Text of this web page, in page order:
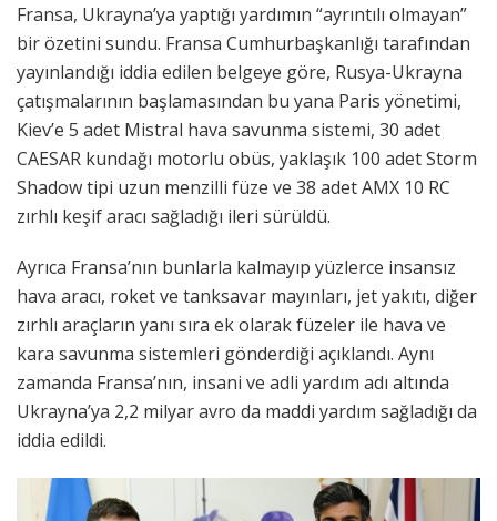
Fransa, Ukrayna’ya yaptığı yardımın “ayrıntılı olmayan”
bir özetini sundu. Fransa Cumhurbaşkanlığı tarafından
yayınlandığı iddia edilen belgeye göre, Rusya-Ukrayna
çatışmalarının başlamasından bu yana Paris yönetimi,
Kiev’e 5 adet Mistral hava savunma sistemi, 30 adet
CAESAR kundağı motorlu obüs, yaklaşık 100 adet Storm
Shadow tipi uzun menzilli füze ve 38 adet AMX 10 RC
zırhlı keşif aracı sağladığı ileri sürüldü.
Ayrıca Fransa’nın bunlarla kalmayıp yüzlerce insansız
hava aracı, roket ve tanksavar mayınları, jet yakıtı, diğer
zırhlı araçların yanı sıra ek olarak füzeler ile hava ve
kara savunma sistemleri gönderdiği açıklandı. Aynı
zamanda Fransa’nın, insani ve adli yardım adı altında
Ukrayna’ya 2,2 milyar avro da maddi yardım sağladığı da
iddia edildi.